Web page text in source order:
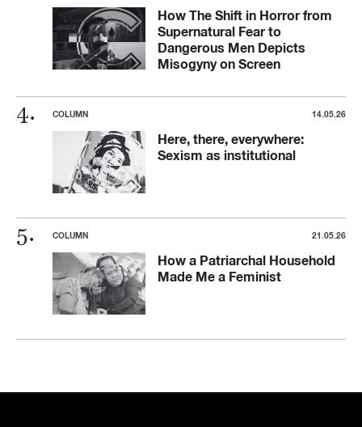
How The Shift in Horror from
Supernatural Fear to
Dangerous Men Depicts
Misogyny on Screen
COLUMN 14.05.26
Here, there, everywhere:
Sexism as institutional
COLUMN 21.05.26
How a Patriarchal Household
Made Me a Feminist